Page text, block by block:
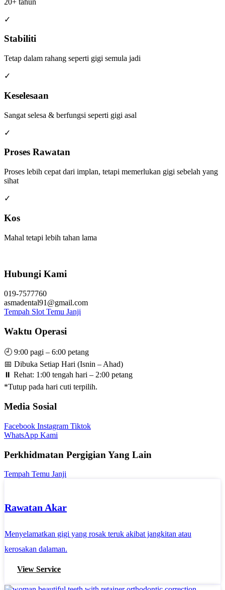
✓
Stabiliti
Tetap dalam rahang seperti gigi semula jadi
✓
Keselesaan
Sangat selesa & berfungsi seperti gigi asal
✓
Proses Rawatan
Proses lebih cepat dari implan, tetapi memerlukan gigi sebelah yang
sihat
✓
Kos
Mahal tetapi lebih tahan lama
Hubungi Kami
019-7577760
asmadental91@gmail.com
Tempah Slot Temu Janji
Waktu Operasi
🕘 9:00 pagi – 6:00 petang
📅 Dibuka Setiap Hari (Isnin – Ahad)
⏸️ Rehat: 1:00 tengah hari – 2:00 petang
*Tutup pada hari cuti terpilih.
Media Sosial
Facebook Instagram Tiktok
WhatsApp Kami
Perkhidmatan Pergigian Yang Lain
Tempah Temu Janji
Rawatan Akar
Menyelamatkan gigi yang rosak teruk akibat jangkitan atau
kerosakan dalaman.
View Service